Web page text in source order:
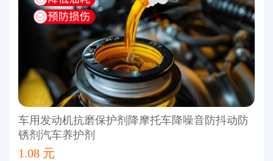
车用发动机抗磨保护剂降摩托车降噪音防抖动防
锈剂汽车养护剂
1.08 元